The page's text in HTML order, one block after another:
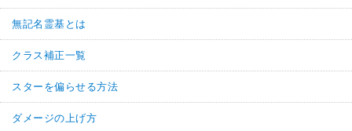
無記名霊基とは
クラス補正一覧
スターを偏らせる方法
ダメージの上げ方